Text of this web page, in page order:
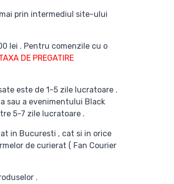
prin intermediul site-ului
lei . Pentru comenzile cu o
DE PREGATIRE
este de 1-5 zile lucratoare .
sau a evenimentului Black
5-7 zile lucratoare .
in Bucuresti , cat si in orice
de curierat ( Fan Courier
.